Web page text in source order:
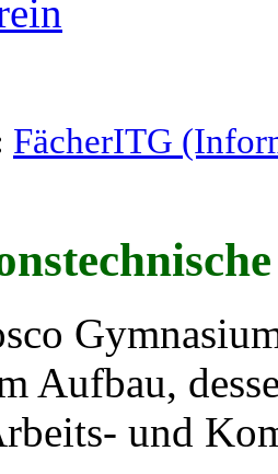
FächerITG
Aufbau,
und